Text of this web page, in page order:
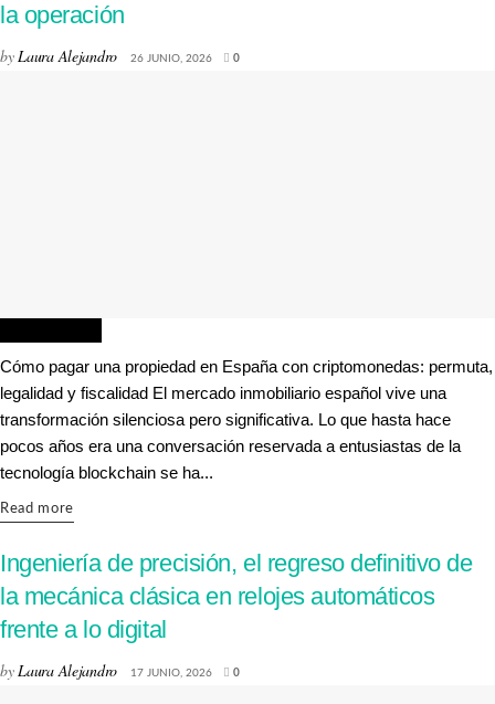
la operación
byLaura Alejandro 26 JUNIO, 2026 0
Cómo pagar una propiedad en España con criptomonedas: permuta,
legalidad y fiscalidad El mercado inmobiliario español vive una
transformación silenciosa pero significativa. Lo que hasta hace
pocos años era una conversación reservada a entusiastas de la
tecnología blockchain se ha...
Read moreDetails
Ingeniería de precisión, el regreso definitivo de
la mecánica clásica en relojes automáticos
frente a lo digital
byLaura Alejandro 17 JUNIO, 2026 0